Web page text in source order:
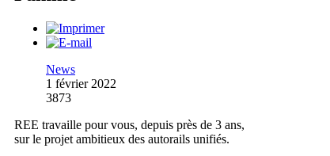
News
1 février 2022
3873
REE travaille pour vous, depuis près de 3 ans,
sur le projet ambitieux des autorails unifiés.